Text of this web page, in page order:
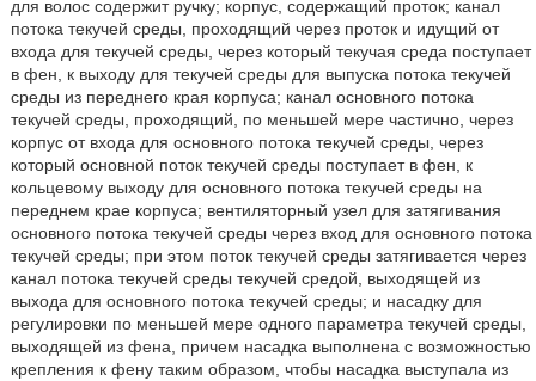
для волос содержит ручку; корпус, содержащий проток; канал
потока текучей среды, проходящий через проток и идущий от
входа для текучей среды, через который текучая среда поступает
в фен, к выходу для текучей среды для выпуска потока текучей
среды из переднего края корпуса; канал основного потока
текучей среды, проходящий, по меньшей мере частично, через
корпус от входа для основного потока текучей среды, через
который основной поток текучей среды поступает в фен, к
кольцевому выходу для основного потока текучей среды на
переднем крае корпуса; вентиляторный узел для затягивания
основного потока текучей среды через вход для основного потока
текучей среды; при этом поток текучей среды затягивается через
канал потока текучей среды текучей средой, выходящей из
выхода для основного потока текучей среды; и насадку для
регулировки по меньшей мере одного параметра текучей среды,
выходящей из фена, причем насадка выполнена с возможностью
крепления к фену таким образом, чтобы насадка выступала из